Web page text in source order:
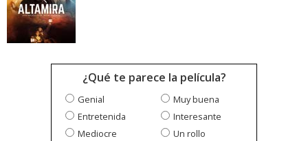
¿Qué te parece la película?
Genial
Muy buena
Entretenida
Interesante
Mediocre
Un rollo